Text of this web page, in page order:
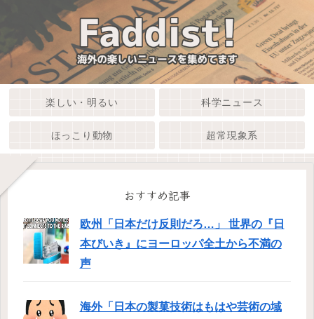
楽しい・明るい 科学ニュース
ほっこり動物 超常現象系
おすすめ記事
欧州「日本だけ反則だろ…」 世界の『日
本びいき』にヨーロッパ全土から不満の
声
海外「日本の製菓技術はもはや芸術の域